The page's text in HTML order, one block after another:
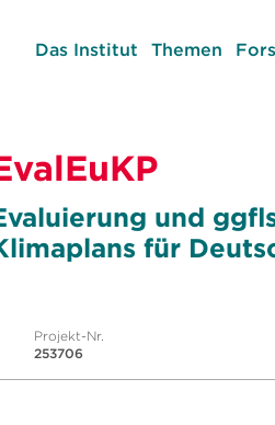
Das Institut Themen
und
für
Projekt-Nr.
253706